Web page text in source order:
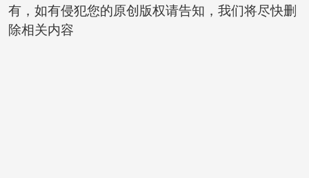
有，如有侵犯您的原创版权请告知，我们将尽快删
除相关内容